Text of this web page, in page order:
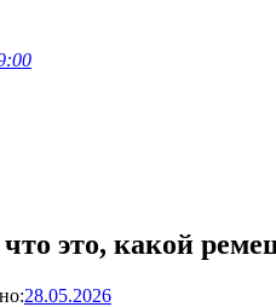
это, какой
28.05.2026